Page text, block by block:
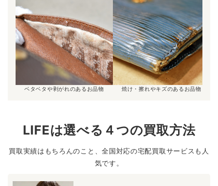
ベタベタや剥がれのあるお品物 焼け・擦れやキズのあるお品物
LIFEは選べる４つの買取方法
買取実績はもちろんのこと、全国対応の宅配買取サービスも人
気です。